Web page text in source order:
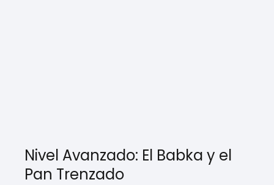
Nivel Avanzado: El Babka y el
Pan Trenzado